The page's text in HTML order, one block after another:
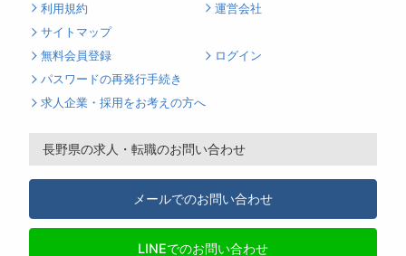
利用規約
運営会社
サイトマップ
無料会員登録
ログイン
パスワードの再発行手続き
求人企業・採用をお考えの方へ
長野県の求人・転職のお問い合わせ
メールでのお問い合わせ
LINEでのお問い合わせ